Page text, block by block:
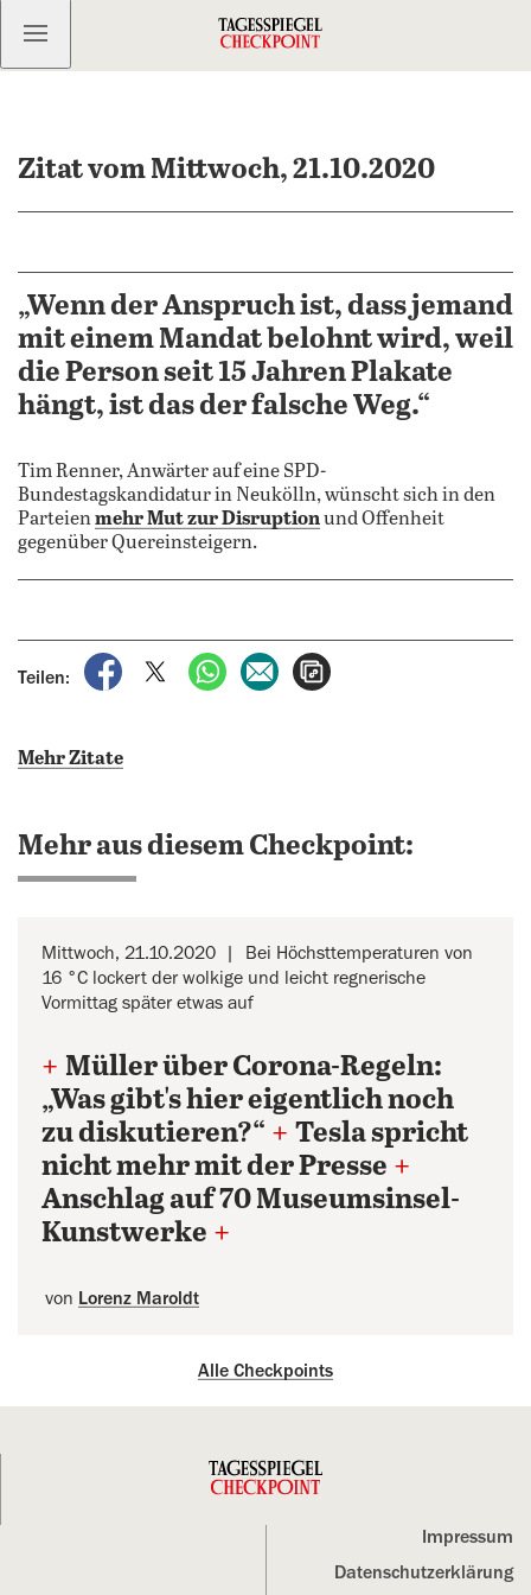
Kostenlos anmelden
Zitat vom Mittwoch, 21.10.2020
„Wenn der Anspruch ist, dass jemand
mit einem Mandat belohnt wird, weil
die Person seit 15 Jahren Plakate
hängt, ist das der falsche Weg.“
Tim Renner, Anwärter auf eine SPD-
Bundestagskandidatur in Neukölln, wünscht sich in den
Parteienmehr Mut zur Disruptionund Offenheit
gegenüber Quereinsteigern.
Teilen:
auf Facebook teilen
auf X teilenper WhatsApp teilen
per E-Mail teilen
Mehr Zitate
Mehr aus diesem Checkpoint:
Mittwoch, 21.10.2020
Bei Höchsttemperaturen von
16 °C lockert der wolkige und leicht regnerische
Vormittag später etwas auf
+ Müller über Corona-Regeln:
„Was gibt's hier eigentlich noch
zu diskutieren?“ + Tesla spricht
nicht mehr mit der Presse +
Anschlag auf 70 Museumsinsel-
Kunstwerke +
von Lorenz Maroldt
Alle Checkpoints
Impressum
Datenschutz­erklärung